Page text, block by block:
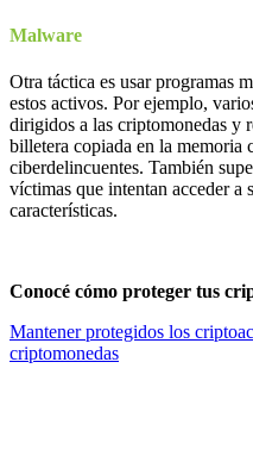
Malware
Otra táctica es usar programas
estos activos. Por ejemplo,
dirigidos a las criptomonedas y
billetera copiada en la memoria
ciberdelincuentes. También
víctimas que intentan acceder a
características.
Conocé cómo proteger tus
Mantener protegidos los
criptomonedas